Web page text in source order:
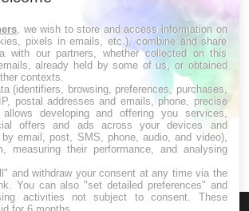
globules rouges aux conséquences
Maladie de Charcot (Sclérose latérale
amyotrophique)
, we wish to store and access information on
pixels in emails, etc.), combine and share
with our partners, whether collected on this
already held by some of us, or obtained
contexts.
(identifiers, browsing, preferences, purchases,
postal addresses and emails, phone, precise
developing and offering you services,
offers and ads across your devices and
email, post, SMS, phone, audio, and video),
measuring their performance, and analysing
and withdraw your consent at any time via the
. You can also "set detailed preferences" and
activities not subject to consent. These
for 6 months.